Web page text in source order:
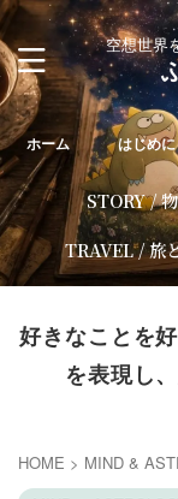
空想世界
ホーム はじめに
STORY /
TRAVEL / 旅
好きなことを
を表現し
HOME > MIND &